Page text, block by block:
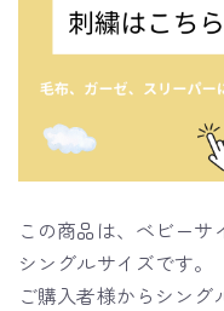
この商品は、ベビー
シングルサイズです。
ご購入者様からシン